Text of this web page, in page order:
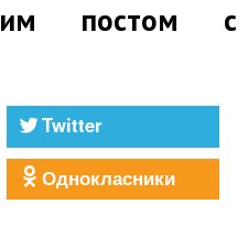
постом с
Twitter
Однокласники